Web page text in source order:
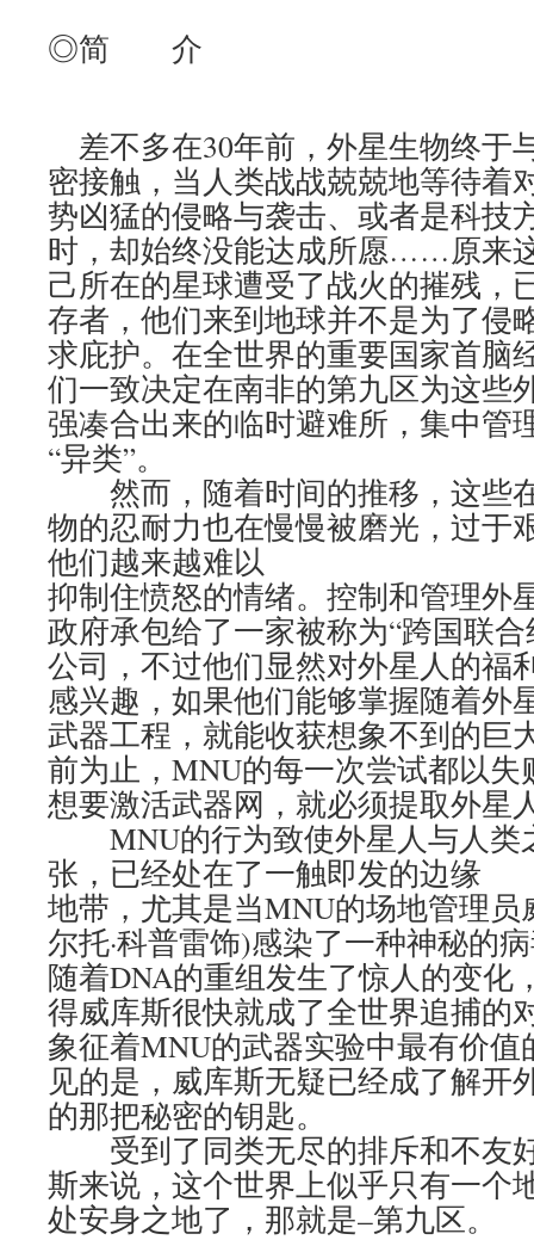
◎简 介
差不多在30年前，外星生物终于
密接触，当人类战战兢兢地等待着
势凶猛的侵略与袭击、或者是科技
时，却始终没能达成所愿……原来
己所在的星球遭受了战火的摧残，
存者，他们来到地球并不是为了侵
求庇护。在全世界的重要国家首脑
们一致决定在南非的第九区为这些
强凑合出来的临时避难所，集中管
“异类”。
然而，随着时间的推移，这些
物的忍耐力也在慢慢被磨光，过于
他们越来越难以
抑制住愤怒的情绪。控制和管理外
政府承包给了一家被称为“跨国联
公司，不过他们显然对外星人的福
感兴趣，如果他们能够掌握随着外
武器工程，就能收获想象不到的
前为止，MNU的每一次尝试都以
想要激活武器网，就必须提取外星
MNU的行为致使外星人与人类
张，已经处在了一触即发的边缘
地带，尤其是当MNU的场地管理员
尔托·科普雷饰)感染了一种神秘的
随着DNA的重组发生了惊人的变化
得威库斯很快就成了全世界追捕的
象征着MNU的武器实验中最有价值
见的是，威库斯无疑已经成了解开
的那把秘密的钥匙。
受到了同类无尽的排斥和不友
斯来说，这个世界上似乎只有一个
处安身之地了，那就是–第九区。